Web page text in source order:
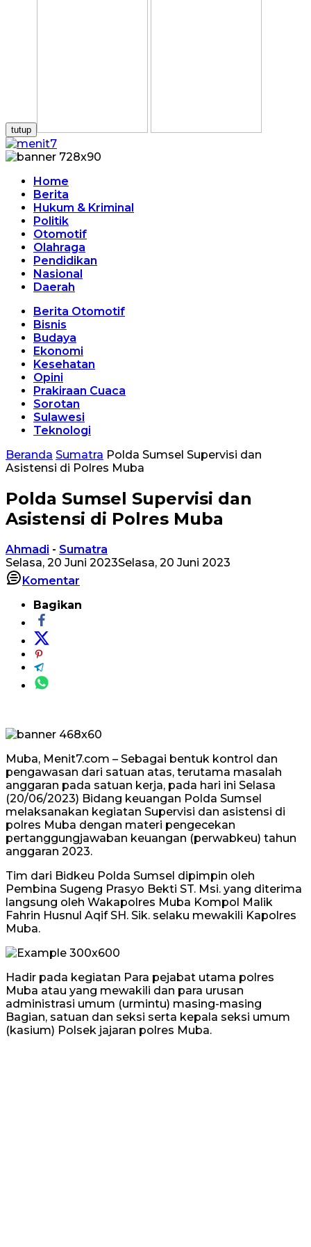
tutup
Home
Berita
Hukum & Kriminal
Politik
Otomotif
Olahraga
Pendidikan
Nasional
Daerah
Berita Otomotif
Bisnis
Budaya
Ekonomi
Kesehatan
Opini
Prakiraan Cuaca
Sorotan
Sulawesi
Teknologi
Beranda Sumatra Polda Sumsel Supervisi dan
Asistensi di Polres Muba
Polda Sumsel Supervisi dan
Asistensi di Polres Muba
Ahmadi - Sumatra
Selasa, 20 Juni 2023Selasa, 20 Juni 2023
Komentar
Bagikan
Muba, Menit7.com – Sebagai bentuk kontrol dan
pengawasan dari satuan atas, terutama masalah
anggaran pada satuan kerja, pada hari ini Selasa
(20/06/2023) Bidang keuangan Polda Sumsel
melaksanakan kegiatan Supervisi dan asistensi di
polres Muba dengan materi pengecekan
pertanggungjawaban keuangan (perwabkeu) tahun
anggaran 2023.
Tim dari Bidkeu Polda Sumsel dipimpin oleh
Pembina Sugeng Prasyo Bekti ST. Msi. yang diterima
langsung oleh Wakapolres Muba Kompol Malik
Fahrin Husnul Aqif SH. Sik. selaku mewakili Kapolres
Muba.
Hadir pada kegiatan Para pejabat utama polres
Muba atau yang mewakili dan para urusan
administrasi umum (urmintu) masing-masing
Bagian, satuan dan seksi serta kepala seksi umum
(kasium) Polsek jajaran polres Muba.